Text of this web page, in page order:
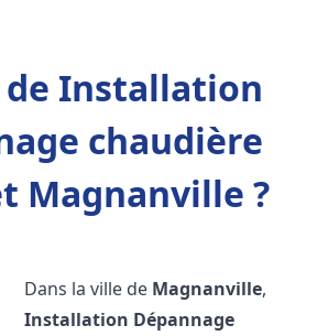
de Installation
chaudière
Magnanville ?
Dans la ville de Magnanville,
Installation Dépannage